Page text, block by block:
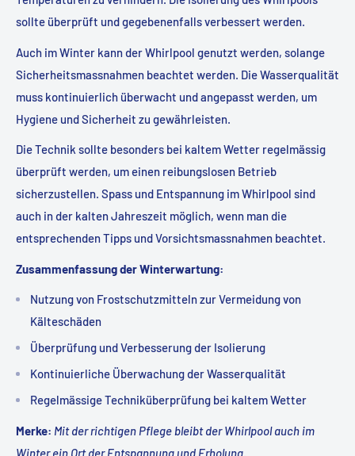
sollte überprüft und gegebenenfalls verbessert werden.
Auch im Winter kann der Whirlpool genutzt werden, solange
Sicherheitsmassnahmen beachtet werden. Die Wasserqualität
muss kontinuierlich überwacht und angepasst werden, um
Hygiene und Sicherheit zu gewährleisten.
Die Technik sollte besonders bei kaltem Wetter regelmässig
überprüft werden, um einen reibungslosen Betrieb
sicherzustellen. Spass und Entspannung im Whirlpool sind
auch in der kalten Jahreszeit möglich, wenn man die
entsprechenden Tipps und Vorsichtsmassnahmen beachtet.
Zusammenfassung der Winterwartung:
Nutzung von Frostschutzmitteln zur Vermeidung von
Kälteschäden
Überprüfung und Verbesserung der Isolierung
Kontinuierliche Überwachung der Wasserqualität
Regelmässige Techniküberprüfung bei kaltem Wetter
Merke: Mit der richtigen Pflege bleibt der Whirlpool auch im
Winter ein Ort der Entspannung und Erholung.